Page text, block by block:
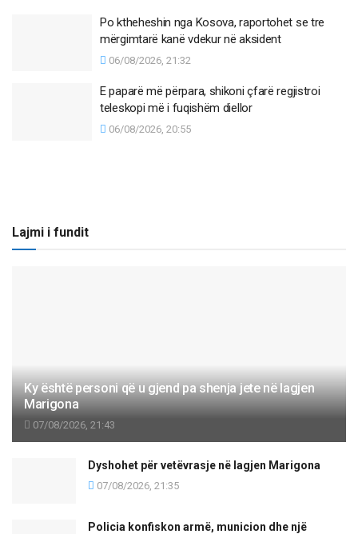
Po ktheheshin nga Kosova, raportohet se tre
mërgimtarë kanë vdekur në aksident
06/08/2026, 21:32
E paparë më përpara, shikoni çfarë regjistroi
teleskopi më i fuqishëm diellor
06/08/2026, 20:55
Lajmi i fundit
Ky është personi që u gjend pa shenja jete në lagjen
Marigona
07/08/2026, 21:43
Dyshohet për vetëvrasje në lagjen Marigona
07/08/2026, 21:35
Policia konfiskon armë, municion dhe një